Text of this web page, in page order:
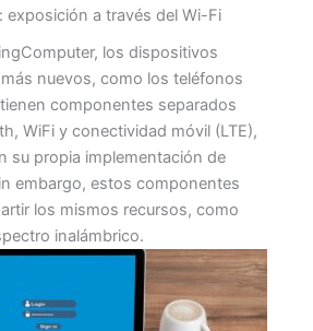
exposición a través del Wi-Fi
los dispositivos
nuevos, como los teléfonos
componentes separados
WiFi y conectividad móvil (LTE),
su propia implementación de
embargo, estos componentes
los mismos recursos, como
inalámbrico.